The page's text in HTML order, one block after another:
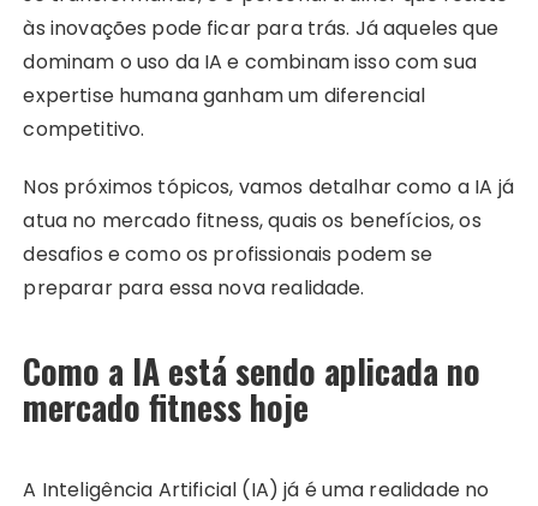
às inovações pode ficar para trás. Já aqueles que
dominam o uso da IA e combinam isso com sua
expertise humana ganham um diferencial
competitivo.
Nos próximos tópicos, vamos detalhar como a IA já
atua no mercado fitness, quais os benefícios, os
desafios e como os profissionais podem se
preparar para essa nova realidade.
Como a IA está sendo aplicada no
mercado fitness hoje
A Inteligência Artificial (IA) já é uma realidade no